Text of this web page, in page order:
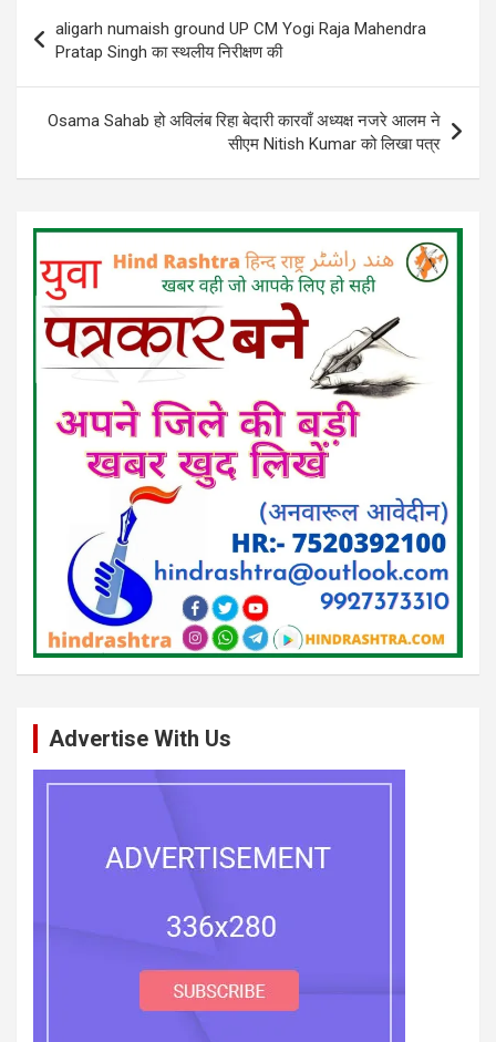
navigation
aligarh numaish ground UP CM Yogi Raja Mahendra
Pratap Singh का स्थलीय निरीक्षण की
Osama Sahab हो अविलंब रिहा बेदारी कारवाँ अध्यक्ष नजरे आलम ने
सीएम Nitish Kumar को लिखा पत्र
Advertise With Us